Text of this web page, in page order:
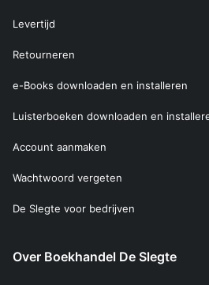
Levertijd
Retourneren
e-Books downloaden en installeren
Luisterboeken downloaden en
Account aanmaken
Wachtwoord vergeten
De Slegte voor bedrijven
Over Boekhandel De Slegte